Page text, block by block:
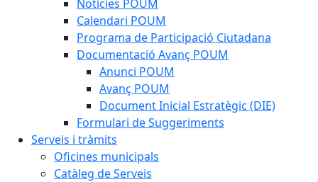
Noticies POUM
Calendari POUM
Programa de Participació Ciutadana
Documentació Avanç POUM
Anunci POUM
Avanç POUM
Document Inicial Estratègic (DIE)
Formulari de Suggeriments
Serveis i tràmits
Oficines municipals
Catàleg de Serveis